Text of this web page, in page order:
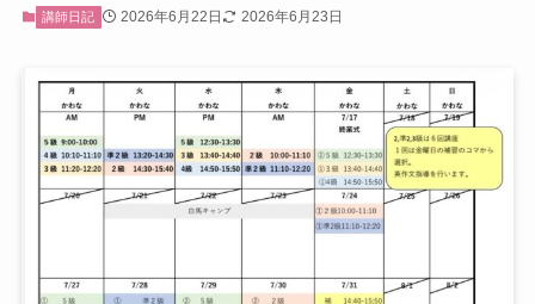
講師日記 2026年6月22日 2026年6月23日